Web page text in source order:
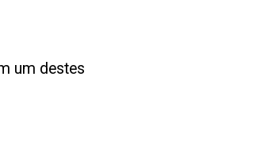
um destes